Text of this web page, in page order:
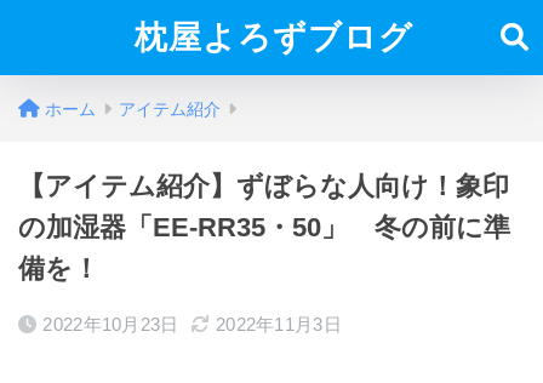
枕屋よろずブログ
ホーム アイテム紹介
【アイテム紹介】ずぼらな人向け！象印
の加湿器「EE-RR35・50」 冬の前に準
備を！
2022年10月23日 2022年11月3日